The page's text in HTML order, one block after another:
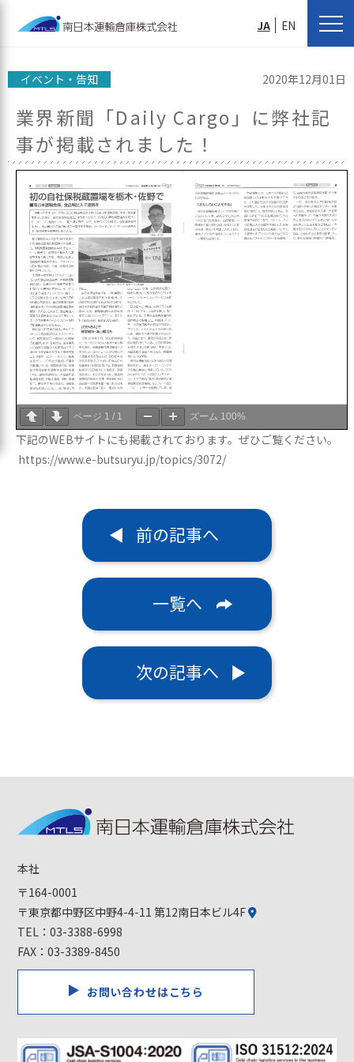
JA EN
イベント・告知 2020年12月01日
業界新聞「Daily Cargo」に弊社記
事が掲載されました！
ページ 1 / 1 ズーム 100%
下記のWEBサイトにも掲載されております。ぜひご覧ください。
https://www.e-butsuryu.jp/topics/3072/
前の記事へ
一覧へ
次の記事へ
本社
〒164-0001
〒東京都中野区中野4-4-11 第12南日本ビル4F
TEL：03-3388-6998
FAX：03-3389-8450
お問い合わせはこちら